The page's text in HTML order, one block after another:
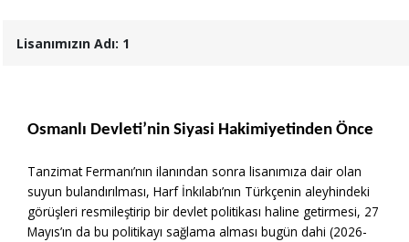
Lisanımızın Adı: 1
Osmanlı Devleti’nin Siyasi Hakimiyetinden Önce
Tanzimat Fermanı’nın ilanından sonra lisanımıza dair olan
suyun bulandırılması, Harf İnkılabı’nın Türkçenin aleyhindeki
görüşleri resmileştirip bir devlet politikası haline getirmesi, 27
Mayıs’ın da bu politikayı sağlama alması bugün dahi (2026-